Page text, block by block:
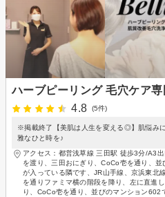
ハーブピーリング 毛穴ケア
4.8
(5件)
※掲載終了【美肌は人生を変える◎】肌悩み
雅なひと時を♪
アクセス：都営浅草線 三田駅 徒歩3分/A3
を渡り、三田おにぎり、CoCo壱を通り、
が入っている隣です、JR山手線、京浜東北
を通りファミマ横の階段を降り、左に直進
り、CoCo壱を通り、並びのマンション